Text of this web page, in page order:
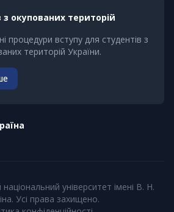
з окупованих територій
процедури вступу для студентів з
територій України.
університет імені В. Н.
Усі права захищено.